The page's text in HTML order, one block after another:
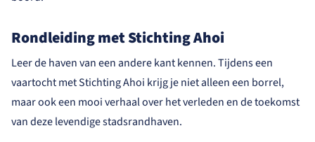
Bezoeken
Ondernemen
Wonen
Rondleiding met Stichting Ahoi
Leer de haven van een andere kant kennen. Tijdens een
vaartocht met Stichting Ahoi krijg je niet alleen een borrel,
maar ook een mooi verhaal over het verleden en de toekomst
van deze levendige stadsrandhaven.